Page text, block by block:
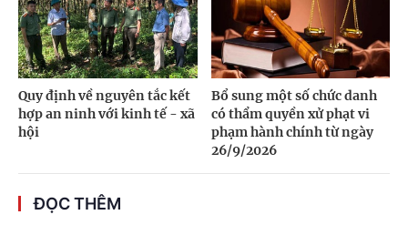
Quy định về nguyên tắc kết
hợp an ninh với kinh tế - xã
hội
Bổ sung một số chức danh
có thẩm quyền xử phạt vi
phạm hành chính từ ngày
26/9/2026
ĐỌC THÊM